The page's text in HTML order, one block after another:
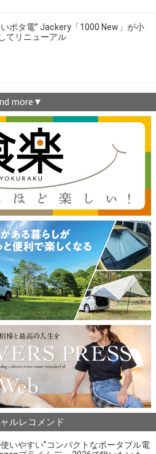
ポタ電” Jackery「1000 New」が小
てリニューアル
more▼
ルレコメンド
いやすい”コンパクトなポータブル電